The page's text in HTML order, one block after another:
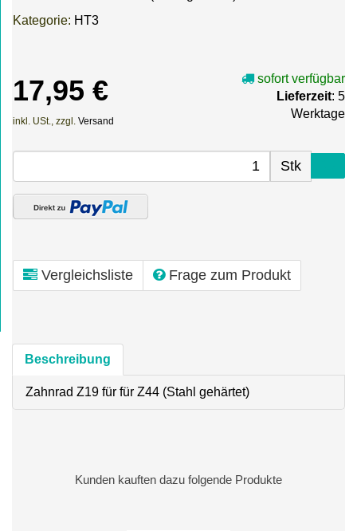
Kategorie: HT3
17,95 €
inkl. USt., zzgl. Versand
sofort verfügbar
Lieferzeit: 5
Werktage
Stk
Vergleichsliste Frage zum Produkt
Beschreibung
Zahnrad Z19 für für Z44 (Stahl gehärtet)
Kunden kauften dazu folgende Produkte